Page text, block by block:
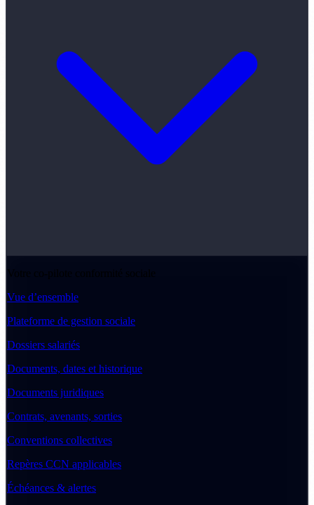
Votre co-pilote conformité sociale
Vue d’ensemble
Plateforme de gestion sociale
Dossiers salariés
Documents, dates et historique
Documents juridiques
Contrats, avenants, sorties
Conventions collectives
Repères CCN applicables
Échéances & alertes